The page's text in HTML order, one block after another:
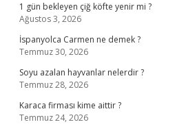
1 gün bekleyen çiğ köfte yenir mi ?
Ağustos 3, 2026
İspanyolca Carmen ne demek ?
Temmuz 30, 2026
Soyu azalan hayvanlar nelerdir ?
Temmuz 28, 2026
Karaca firması kime aittir ?
Temmuz 24, 2026